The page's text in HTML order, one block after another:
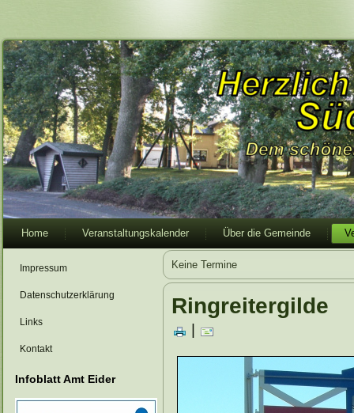
Home Veranstaltungskalender Über die Gemeinde
Impressum
Datenschutzerklärung
Links
Kontakt
Infoblatt Amt Eider
Keine Termine
Ringreitergilde